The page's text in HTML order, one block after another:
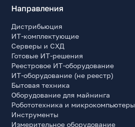
Направления
Дистрибьюция
ИТ-комплектующие
Серверы и СХД
Готовые ИТ-решения
Реестровое ИТ-оборудование
ИТ-оборудование (не реестр)
Бытовая техника
Оборудование для майнинга
Робототехника и микрокомпьютеры
Инструменты
Измерительное оборудование